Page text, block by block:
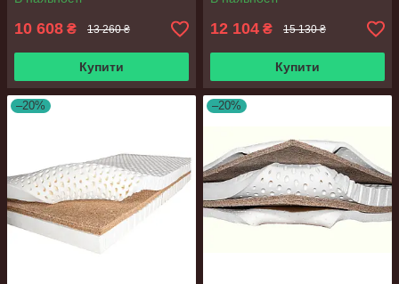
10 608 ₴ 13 260 ₴
Купити
12 104 ₴ 15 130 ₴
Купити
–20% –20%